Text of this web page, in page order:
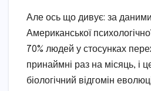
Але ось що дивує: за
Американської
70% людей у стосунках
принаймні раз на місяць, і
біологічний відгомін